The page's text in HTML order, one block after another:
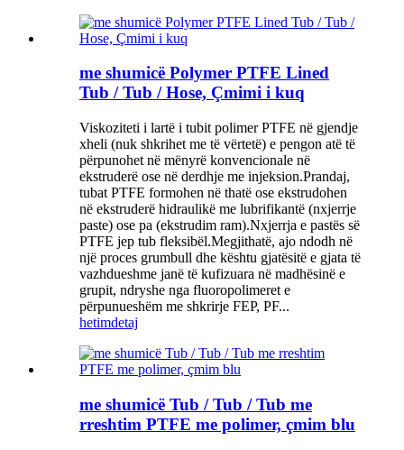
me shumicë Polymer PTFE Lined
Tub / Tub / Hose, Çmimi i kuq
Viskoziteti i lartë i tubit polimer PTFE në gjendje
xheli (nuk shkrihet me të vërtetë) e pengon atë të
përpunohet në mënyrë konvencionale në
ekstruderë ose në derdhje me injeksion.Prandaj,
tubat PTFE formohen në thatë ose ekstrudohen
në ekstruderë hidraulikë me lubrifikantë (nxjerrje
paste) ose pa (ekstrudim ram).Nxjerrja e pastës së
PTFE jep tub fleksibël.Megjithatë, ajo ndodh në
një proces grumbull dhe kështu gjatësitë e gjata të
vazhdueshme janë të kufizuara në madhësinë e
grupit, ndryshe nga fluoropolimeret e
përpunueshëm me shkrirje FEP, PF...
hetimdetaj
me shumicë Tub / Tub / Tub me
rreshtim PTFE me polimer, çmim blu